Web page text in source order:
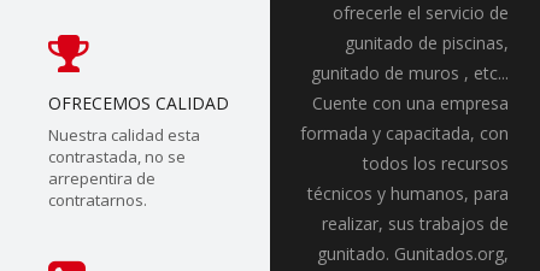
OFRECEMOS CALIDAD
Nuestra calidad esta
contrastada, no se
arrepentira de
contratarnos.
ofrecerle el servicio de
gunitado de piscinas,
gunitado de muros , etc...
Cuente con una empresa
formada y capacitada, con
todos los recursos
técnicos y humanos, para
realizar, sus trabajos de
gunitado. Gunitados.org,